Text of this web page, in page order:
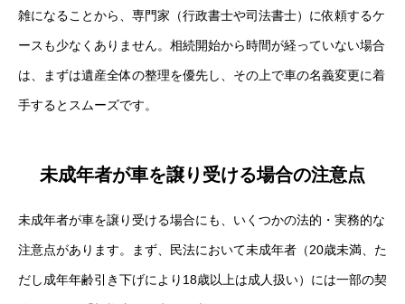
雑になることから、専門家（行政書士や司法書士）に依頼するケ
ースも少なくありません。相続開始から時間が経っていない場合
は、まずは遺産全体の整理を優先し、その上で車の名義変更に着
手するとスムーズです。
未成年者が車を譲り受ける場合の注意点
未成年者が車を譲り受ける場合にも、いくつかの法的・実務的な
注意点があります。まず、民法において未成年者（20歳未満、た
だし成年年齢引き下げにより18歳以上は成人扱い）には一部の契